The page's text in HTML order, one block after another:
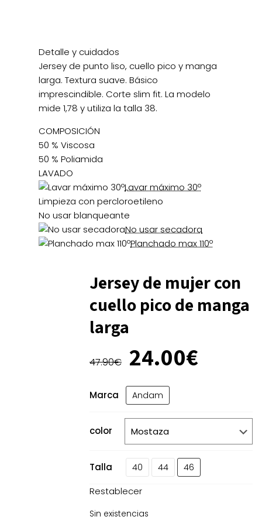
Detalle y cuidados
Jersey de punto liso, cuello pico y manga
larga. Textura suave. Básico
imprescindible. Corte slim fit. La modelo
mide 1,78 y utiliza la talla 38.
COMPOSICIÓN
50 % Viscosa
50 % Poliamida
LAVADO
Lavar máximo 30º
Limpieza con percloroetileno
No usar blanqueante
No usar secadora
Planchado max 110º
Jersey de mujer con
cuello pico de manga
larga
47.90€ El
precio
original
era:
47.90€.
24.00€El
precio
Marca Andam
color
Talla 40 44 46
Restablecer
Sin existencias